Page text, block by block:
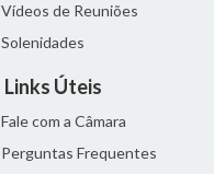
Vídeos de Reuniões
Solenidades
Links Úteis
Fale com a Câmara
Perguntas Frequentes